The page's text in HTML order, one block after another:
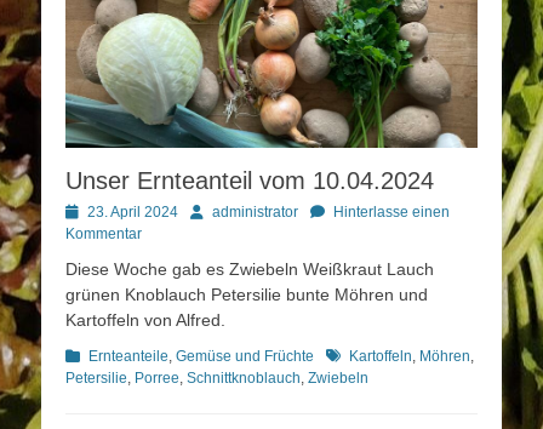
Unser Ernteanteil vom 10.04.2024
Posted
on
23. April 2024 Autoradministrator
Hinterlasse einen
Kommentar
Diese Woche gab es Zwiebeln Weißkraut Lauch
grünen Knoblauch Petersilie bunte Möhren und
Kartoffeln von Alfred.
Kategorien
Ernteanteile Gemüse und Früchte Schlagworte
Kartoffeln Möhren
Petersilie Porree Schnittknoblauch Zwiebeln